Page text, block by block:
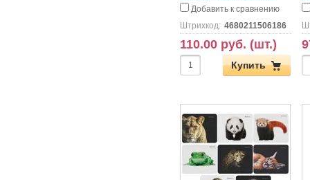
Добавить к сравнению
Штрихкод: 4680211506186
110.00 руб. (шт.)
Купить